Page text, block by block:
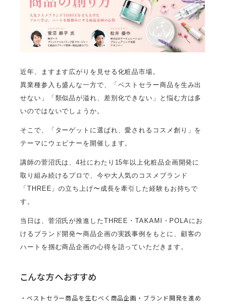
近年、ますます広がりを見せる化粧品市場。
異業種参入も盛んな一方で、「ベストセラー商品を生み出
せない」「類似品が溢れ、差別化できない」と悩む方は多
いのではないでしょうか。
そこで、「ターゲットに選ばれ、愛されるコスメ創り」を
テーマにウェビナーを開催します。
講師の菅沼氏は、4社にわたり15年以上化粧品企画開発に
取り組み続けるプロで、今や大人気のコスメブランド
「THREE」の立ち上げ〜成長を牽引した経験もお持ちで
す。
当日は、菅沼氏が推進したTHREE・TAKAMI・POLAにお
けるブランド開発〜商品企画の実践事例をもとに、顧客の
ハートを掴む商品企画の心得を語っていただきます。
こんな方へおすすめ
・ベストセラー商品を生むべく商品企画・ブランド開発を進め